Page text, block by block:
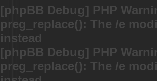
[phpBB Debug] PHP
preg_replace(): The /e
instead
[phpBB Debug] PHP
preg_replace(): The /e